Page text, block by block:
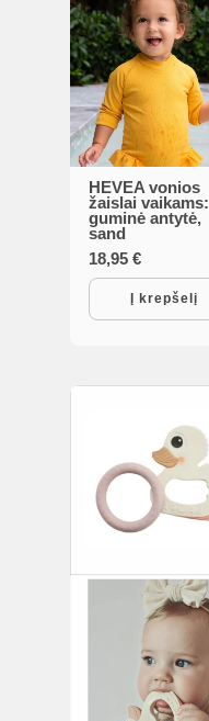
HEVEA vonios
žaislai vaikams:
guminė antytė,
sand
18,95€
Į krepšelį